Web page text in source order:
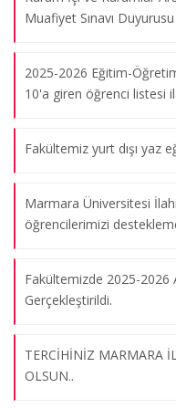
Muafiyet Sınavı Duyurusu
2025-2026 Eğitim-
10'a giren öğrenci listesi
Fakültemiz yurt dışı yaz
Marmara Üniversitesi
öğrencilerimizi
Fakültemizde 2025-2026
Gerçekleştirildi.
TERCİHİNİZ MARMARA
OLSUN..